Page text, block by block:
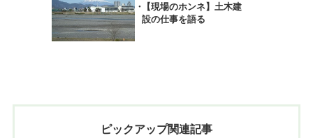
【現場のホンネ】土木建
設の仕事を語る
ピックアップ関連記事